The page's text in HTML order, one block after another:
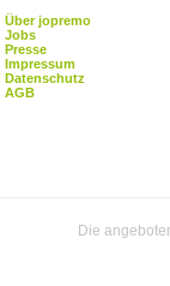
Über jopremo
Jobs
Presse
Impressum
Datenschutz
AGB
Die